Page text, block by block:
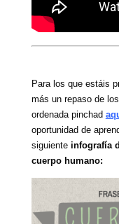
Para los que estáis
más un repaso de los
ordenada pinchad
oportunidad de
siguiente infografía
cuerpo humano: